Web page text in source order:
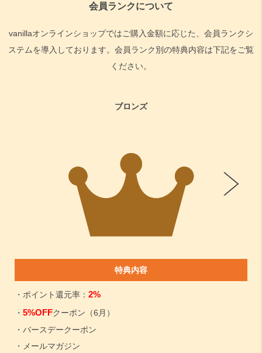
会員ランクについて
vanillaオンラインショップではご購入金額に応じた、会員ランクシ
ステムを導入しております。会員ランク別の特典内容は下記をご覧
ください。
ブロンズ
特典内容
・ポイント還元率： 2%
・ 5%OFFクーポン（6月）
・バースデークーポン
・メールマガジン